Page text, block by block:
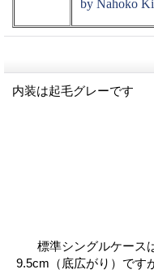
by Nahoko
内装は起毛グレーです
標準シングルケース
9.5cm（底広がり）です